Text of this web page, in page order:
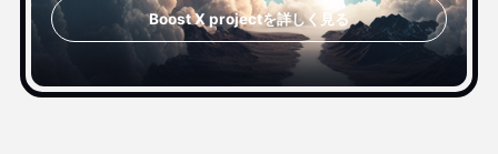
Boost X projectを詳しく見る